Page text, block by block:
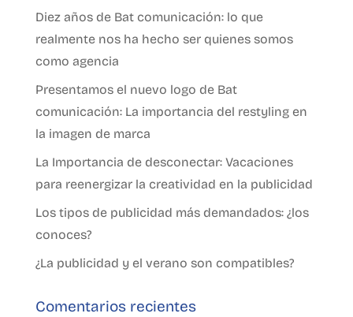
Diez años de Bat comunicación: lo que
realmente nos ha hecho ser quienes somos
como agencia
Presentamos el nuevo logo de Bat
comunicación: La importancia del restyling en
la imagen de marca
La Importancia de desconectar: Vacaciones
para reenergizar la creatividad en la publicidad
Los tipos de publicidad más demandados: ¿los
conoces?
¿La publicidad y el verano son compatibles?
Comentarios recientes